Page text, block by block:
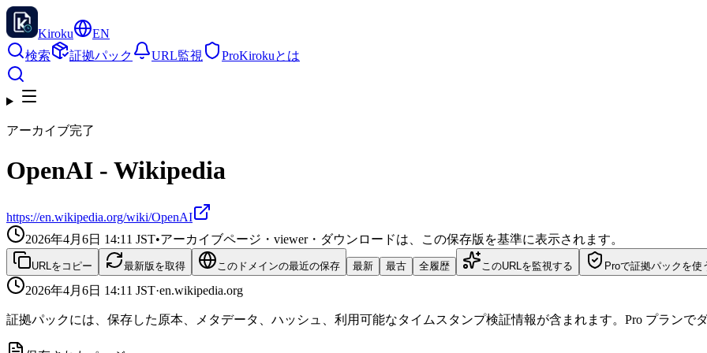
Kiroku
EN
検索
証拠パック URL監視 ProKirokuとは
アーカイブ完了
OpenAI - Wikipedia
https://en.wikipedia.org/wiki/OpenAI
2026年4月6日 14:11 JST•アーカイブページ・viewer・ダウンロードは、この保存版を基準に表示されます。
URLをコピー 最新版を取得 このドメインの最近の保存 最新 最古 全履歴 このURLを監視する Proで証拠パックを使
2026年4月6日 14:11 JST·en.wikipedia.org
証拠パックには、保存した原本、メタデータ、ハッシュ、利用可能なタイムスタンプ検証情報が含まれます。Pro プランで